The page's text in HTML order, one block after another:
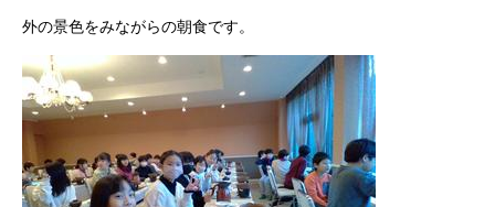
外の景色をみながらの朝食です。